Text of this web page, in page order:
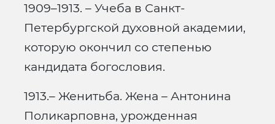
1909–1913. – Учеба в Санкт-
Петербургской духовной академии,
которую окончил со степенью
кандидата богословия.
1913.– Женитьба. Жена – Антонина
Поликарповна, урожденная